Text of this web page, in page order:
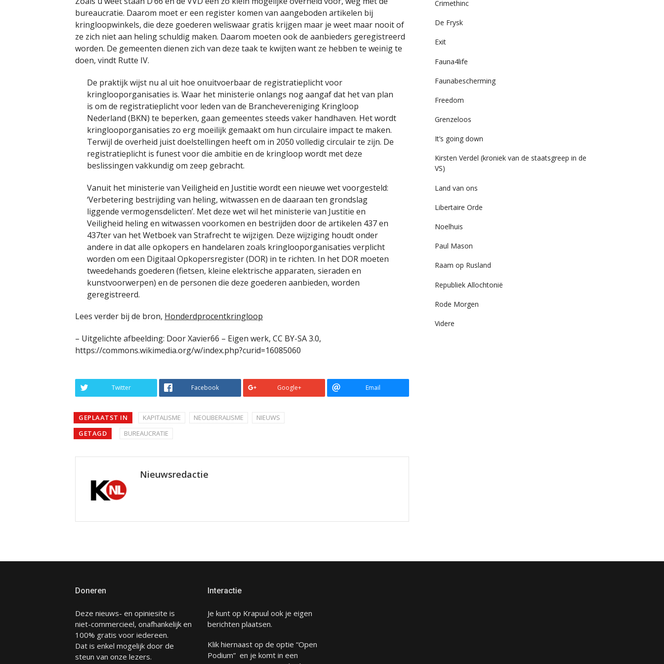
bureaucratie. Daarom moet er een register komen van aangeboden artikelen bij
kringloopwinkels, die deze goederen weliswaar gratis krijgen maar je weet maar nooit of
ze zich niet aan heling schuldig maken. Daarom moeten ook de aanbieders geregistreerd
worden. De gemeenten dienen zich van deze taak te kwijten want ze hebben te weinig te
doen, vindt Rutte IV.
De praktijk wijst nu al uit hoe onuitvoerbaar de registratieplicht voor
kringlooporganisaties is. Waar het ministerie onlangs nog aangaf dat het van plan
is om de registratieplicht voor leden van de Branchevereniging Kringloop
Nederland (BKN) te beperken, gaan gemeentes steeds vaker handhaven. Het wordt
kringlooporganisaties zo erg moeilijk gemaakt om hun circulaire impact te maken.
Terwijl de overheid juist doelstellingen heeft om in 2050 volledig circulair te zijn. De
registratieplicht is funest voor die ambitie en de kringloop wordt met deze
beslissingen vakkundig om zeep gebracht.
Vanuit het ministerie van Veiligheid en Justitie wordt een nieuwe wet voorgesteld:
‘Verbetering bestrijding van heling, witwassen en de daaraan ten grondslag
liggende vermogensdelicten’. Met deze wet wil het ministerie van Justitie en
Veiligheid heling en witwassen voorkomen en bestrijden door de artikelen 437 en
437ter van het Wetboek van Strafrecht te wijzigen. Deze wijziging houdt onder
andere in dat alle opkopers en handelaren zoals kringlooporganisaties verplicht
worden om een Digitaal Opkopersregister (DOR) in te richten. In het DOR moeten
tweedehands goederen (fietsen, kleine elektrische apparaten, sieraden en
kunstvoorwerpen) en de personen die deze goederen aanbieden, worden
geregistreerd.
Lees verder bij de bron, Honderdprocentkringloop
– Uitgelichte afbeelding: Door Xavier66 – Eigen werk, CC BY-SA 3.0,
https://commons.wikimedia.org/w/index.php?curid=16085060
Twitter Facebook Google+ Email
GEPLAATST IN KAPITALISME NEOLIBERALISME
NIEUWS
GETAGD
BUREAUCRATIE
Nieuwsredactie
Crimethinc
De Frysk
Exit
Fauna4life
Faunabescherming
Freedom
Grenzeloos
It’s going down
Kirsten Verdel (kroniek van de staatsgreep in de
VS)
Land van ons
Libertaire Orde
Noelhuis
Paul Mason
Raam op Rusland
Republiek Allochtonië
Rode Morgen
Videre
Doneren
Deze nieuws- en opiniesite is
niet-commercieel, onafhankelijk en
100% gratis voor iedereen.
Dat is enkel mogelijk door de
steun van onze lezers.
Interactie
Je kunt op Krapuul ook je eigen
berichten plaatsen.
Klik hiernaast op de optie “Open
Podium” en je komt in een